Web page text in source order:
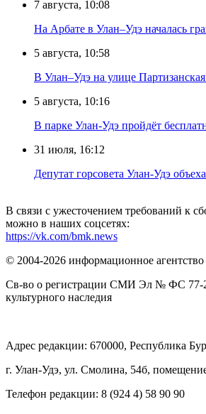
7 августа, 10:08
На Арбате в Улан–Удэ началась
5 августа, 10:58
В Улан–Удэ на улице
5 августа, 10:16
В парке Улан-Удэ пройдёт
31 июля, 16:12
Депутат горсовета Улан-Удэ
В связи с ужесточением требований к
можно в наших соцсетях:
https://vk.com/bmk.news
© 2004-2026 информационное
Св-во о регистрации СМИ Эл № ФС 77-
культурного наследия
Адрес редакции: 670000, Республика
г. Улан-Удэ, ул. Смолина, 54б,
Телефон редакции: ‎‎8 (924 4) 58 90 90